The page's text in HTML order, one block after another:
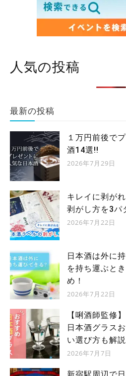
人気の投稿
最新の投稿
１万円前後で
酒14選!!
2026年7月29日
キレイに剥が
剥がし方を3パ
2026年7月22日
日本酒は外に
を持ち運ぶと
め！
2026年7月22日
【唎酒師監修
日本酒グラス
い選び方も解説
2026年7月7日